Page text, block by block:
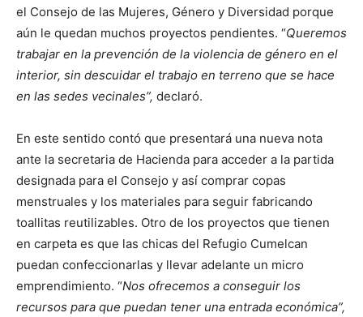
el Consejo de las Mujeres, Género y Diversidad porque
aún le quedan muchos proyectos pendientes. “Queremos
trabajar en la prevención de la violencia de género en el
interior, sin descuidar el trabajo en terreno que se hace
en las sedes vecinales”, declaró.
En este sentido contó que presentará una nueva nota
ante la secretaria de Hacienda para acceder a la partida
designada para el Consejo y así comprar copas
menstruales y los materiales para seguir fabricando
toallitas reutilizables. Otro de los proyectos que tienen
en carpeta es que las chicas del Refugio Cumelcan
puedan confeccionarlas y llevar adelante un micro
emprendimiento. “Nos ofrecemos a conseguir los
recursos para que puedan tener una entrada económica”,